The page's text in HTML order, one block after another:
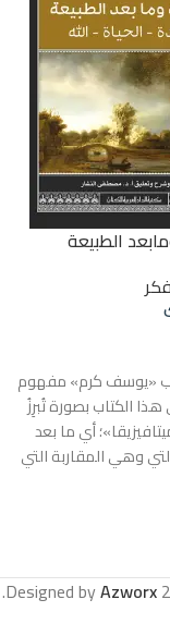
الطبيعة
«يوسف كرم» مفهوم
الكتاب بصورة تُبرِزُ
أي ما بعد
وهي المقاربة التي
عن طريق النظر
علل وجودAzworx
.